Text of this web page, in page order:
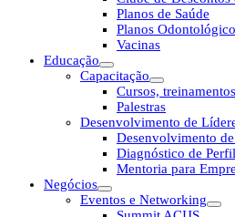
Planos de Saúde
Planos
Vacinas
Educação
Capacitação
Cursos,
Palestras
Desenvolvimento de
Desenvolvimento
Diagnóstico de
Mentoria para
Negócios
Eventos e Networking